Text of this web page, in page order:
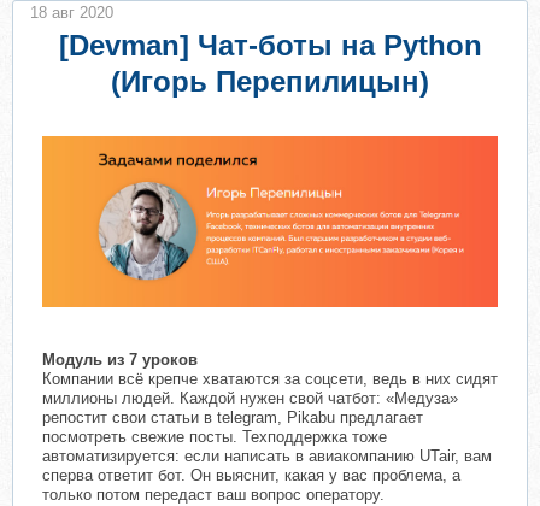
[Devman] Чат-боты на Python
(Игорь Перепилицын)
Модуль из 7 уроков
Компании всё крепче хватаются за соцсети, ведь в них сидят
миллионы людей. Каждой нужен свой чатбот: «Медуза»
репостит свои статьи в telegram, Pikabu предлагает
посмотреть свежие посты. Техподдержка тоже
автоматизируется: если написать в авиакомпанию UTair, вам
сперва ответит бот. Он выяснит, какая у вас проблема, а
только потом передаст ваш вопрос оператору.
18 авг 2020